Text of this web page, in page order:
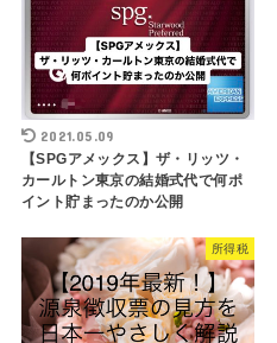
2021.05.09
【SPGアメックス】ザ・リッツ・
カールトン東京の結婚式代で何ポ
イント貯まったのか公開
所得税